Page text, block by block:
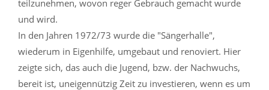
teilzunehmen, wovon reger Gebrauch gemacht wurde
und wird.
In den Jahren 1972/73 wurde die "Sängerhalle",
wiederum in Eigenhilfe, umgebaut und renoviert. Hier
zeigte sich, das auch die Jugend, bzw. der Nachwuchs,
bereit ist, uneigennützig Zeit zu investieren, wenn es um